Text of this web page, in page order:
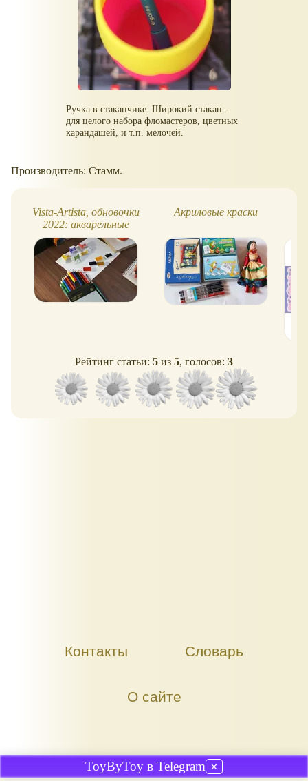
Ручка в стаканчике. Широкий стакан -
для целого набора фломастеров, цветных
карандашей, и т.п. мелочей.
Производитель: Стамм.
Vista-Artista, обновочки
2022: акварельные
карандаши и карандаш
5B
Акриловые краски
Рейтинг статьи: 5 из 5, голосов: 3
Контакты Словарь
О сайте
ToyByToy в Telegram ✕